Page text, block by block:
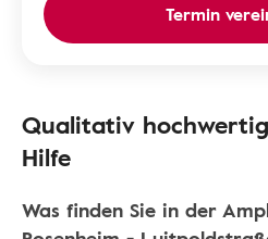
Termin
Qualitativ
Hilfe
Was finden Sie in der